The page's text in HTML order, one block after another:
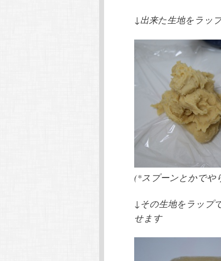
↓出来た生地をラッ
(*スプーンとかでや
↓その生地をラップ
せます